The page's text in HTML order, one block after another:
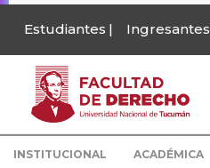
Estudiantes Ingresantes
INSTITUCIONAL ACADÉMICA